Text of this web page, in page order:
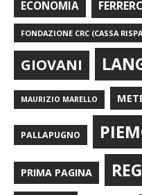
ECONOMIA
FONDAZIONE CRC (CASSA
GIOVANI
MAURIZIO MARELLO
PALLAPUGNO
PRIMA PAGINA